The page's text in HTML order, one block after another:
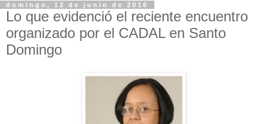
domingo, 12 de junio de 2016
Lo que evidenció el reciente encuentro
organizado por el CADAL en Santo
Domingo